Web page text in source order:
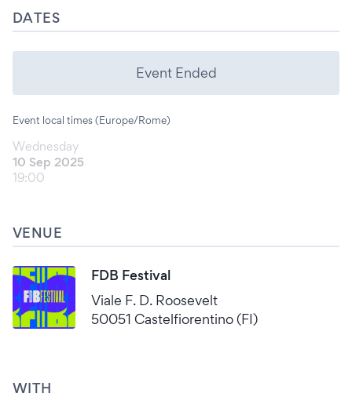
DATES
Event Ended
Event local times (Europe/Rome)
Wednesday
10 Sep 2025
19:00
VENUE
FDB Festival
Viale F. D. Roosevelt
50051 Castelfiorentino (FI)
WITH